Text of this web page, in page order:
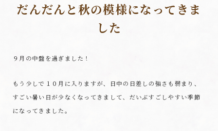
だんだんと秋の模様になってきま
した
９月の中盤を過ぎました！
もう少しで１０月に入りますが、日中の日差しの強さも弱まり、
すごい暑い日が少なくなってきまして、だいぶすごしやすい季節
になってきました。